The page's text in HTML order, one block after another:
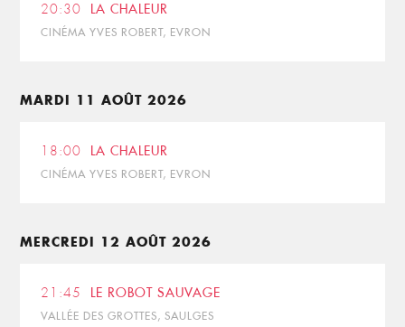
20:30 LA CHALEUR
CINÉMA YVES ROBERT, EVRON
MARDI 11 AOÛT 2026
18:00 LA CHALEUR
CINÉMA YVES ROBERT, EVRON
MERCREDI 12 AOÛT 2026
21:45 LE ROBOT SAUVAGE
VALLÉE DES GROTTES, SAULGES